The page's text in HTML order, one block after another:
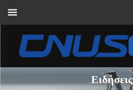
Ειδήσεις